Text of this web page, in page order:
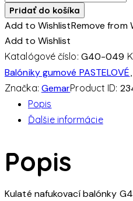
Balónek
G40
#049
levandulový
(100cm,
40")
Pridať do košíka
Add to WishlistRemove from
Add to Wishlist
Katalógové číslo: G40-049
Balóniky gumové PASTELOVÉ,
Značka: GemarProduct ID:
Popis
Ďalšie informácie
Popis
Kulaté nafukovací balónky